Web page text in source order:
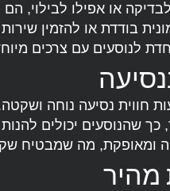
או אפילו לבילוי,
בודדת או להזמין
לנוסעים עם צרכים
חווית נסיעה נוחה
כך שהנוסעים יכולים
ומאופקת, מה שמבטיח
מהיר